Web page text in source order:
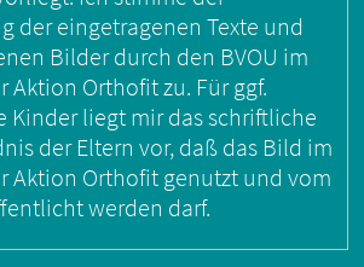
der eingetragenen Texte und
Bilder durch den BVOU im
Orthofit zu. Für ggf.
Kinder liegt mir das schriftliche
der Eltern vor, daß das Bild im
Aktion Orthofit genutzt und vom
werden darf.